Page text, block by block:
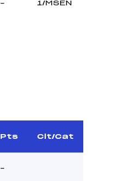
– 1/MSEN
Pts Clt/Cat
–